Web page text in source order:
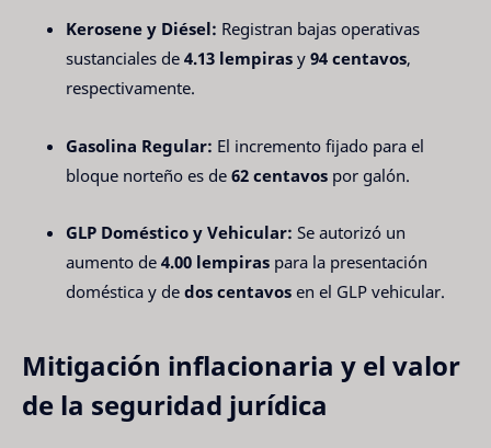
Kerosene y Diésel: Registran bajas operativas
sustanciales de 4.13 lempiras y 94 centavos,
respectivamente.
Gasolina Regular: El incremento fijado para el
bloque norteño es de 62 centavos por galón.
GLP Doméstico y Vehicular: Se autorizó un
aumento de 4.00 lempiras para la presentación
doméstica y de dos centavos en el GLP vehicular.
Mitigación inflacionaria y el valor
de la seguridad jurídica